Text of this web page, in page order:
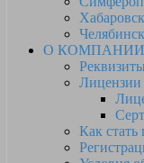
Хабаровск
Челябинск
О КОМПАНИИ
Реквизиты
Лицензии
Как стать